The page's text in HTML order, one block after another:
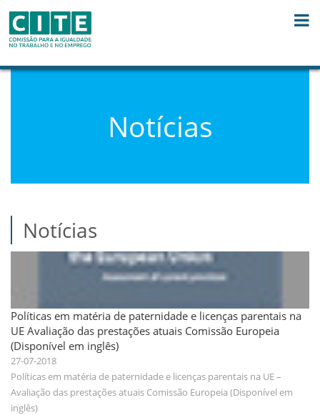
Notícias
Notícias
Políticas em matéria de paternidade e licenças parentais na
UE Avaliação das prestações atuais Comissão Europeia
(Disponível em inglês)
27-07-2018
Políticas em matéria de paternidade e licenças parentais na UE –
Avaliação das prestações atuais Comissão Europeia (Disponível em
inglês)